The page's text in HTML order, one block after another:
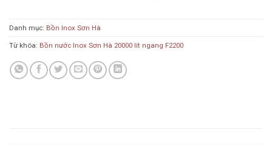
Danh mục: Bồn Inox Sơn Hà
Từ khóa: Bồn nước Inox Sơn Hà 20000 lít ngang F2200